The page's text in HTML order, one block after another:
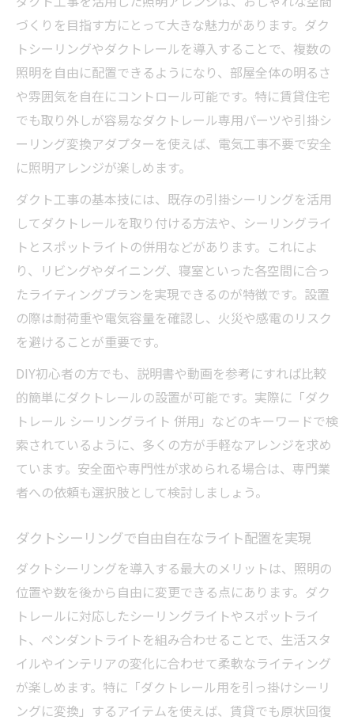
づくりを目指す方にとって大きな魅力があります。ダク
トシーリングやダクトレールを導入することで、複数の
照明を自由に配置できるようになり、部屋全体の明るさ
や雰囲気を自在にコントロール可能です。特に賃貸住宅
でも取り外しが容易なダクトレール専用パーツや引掛シ
ーリング変換アダプターを使えば、電気工事不要で安全
に照明アレンジが楽しめます。
ダクト工事の基本技には、既存の引掛シーリングを活用
してダクトレールを取り付ける方法や、シーリングライ
トとスポットライトの併用などがあります。これによ
り、リビングやダイニング、寝室といった各空間に合っ
たライティングプランを実現できるのが特徴です。設置
の際は耐荷重や電気容量を確認し、火災や感電のリスク
を避けることが重要です。
DIY初心者の方でも、説明書や動画を参考にすれば比較
的簡単にダクトレールの設置が可能です。実際に「ダク
トレール シーリングライト 併用」などのキーワードで検
索されているように、多くの方が手軽なアレンジを求め
ています。安全面や専門性が求められる場合は、専門業
者への依頼も選択肢として検討しましょう。
ダクトシーリングで自由自在なライト配置を実現
ダクトシーリングを導入する最大のメリットは、照明の
位置や数を後から自由に変更できる点にあります。ダク
トレールに対応したシーリングライトやスポットライ
ト、ペンダントライトを組み合わせることで、生活スタ
イルやインテリアの変化に合わせて柔軟なライティング
が楽しめます。特に「ダクトレール用を引っ掛けシーリ
ングに変換」するアイテムを使えば、賃貸でも原状回復